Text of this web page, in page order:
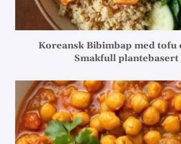
Koreansk Bibimbap med tofu
Smakfull